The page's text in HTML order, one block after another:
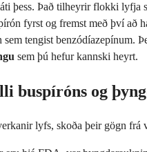
þess. Það tilheyrir flokki
fyrst og fremst með því að
tengist benzódíazepínum.
sem þú hefur kannski heyrt.
buspíróns og
lyfs, skoða þeir gögn